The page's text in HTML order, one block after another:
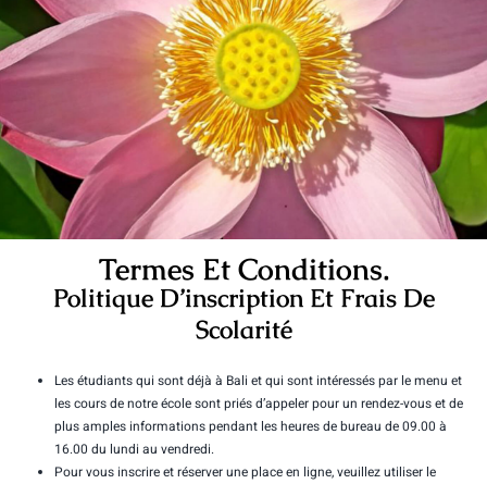
Termes Et Conditions.
Politique D’inscription Et Frais De
Scolarité
Les étudiants qui sont déjà à Bali et qui sont intéressés par le menu et
les cours de notre école sont priés d’appeler pour un rendez-vous et de
plus amples informations pendant les heures de bureau de 09.00 à
16.00 du lundi au vendredi.
Pour vous inscrire et réserver une place en ligne, veuillez utiliser le